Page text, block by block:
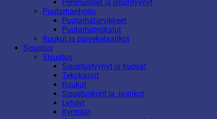
Pehmusteet ja istuintyynyt
Puutarhanhoito
Puutarhatarvikkeet
Puutarhatyökalut
Ruukut ja parvekelaatikot
Sisustus
Sisustus
Sisustustyynyt ja huovat
Tekokasvit
Ruukut
Sisustuskorit ja -laatikot
Lyhdyt
Kynttilät